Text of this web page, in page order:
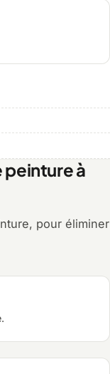
à
pour éliminer